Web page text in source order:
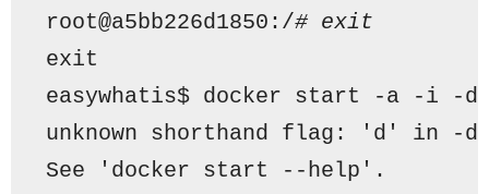
root@a5bb226d1850:/# exit
exit
easywhatis$ docker start -a -i -d
unknown shorthand flag:
'd' in -d
See
'docker start --help' .